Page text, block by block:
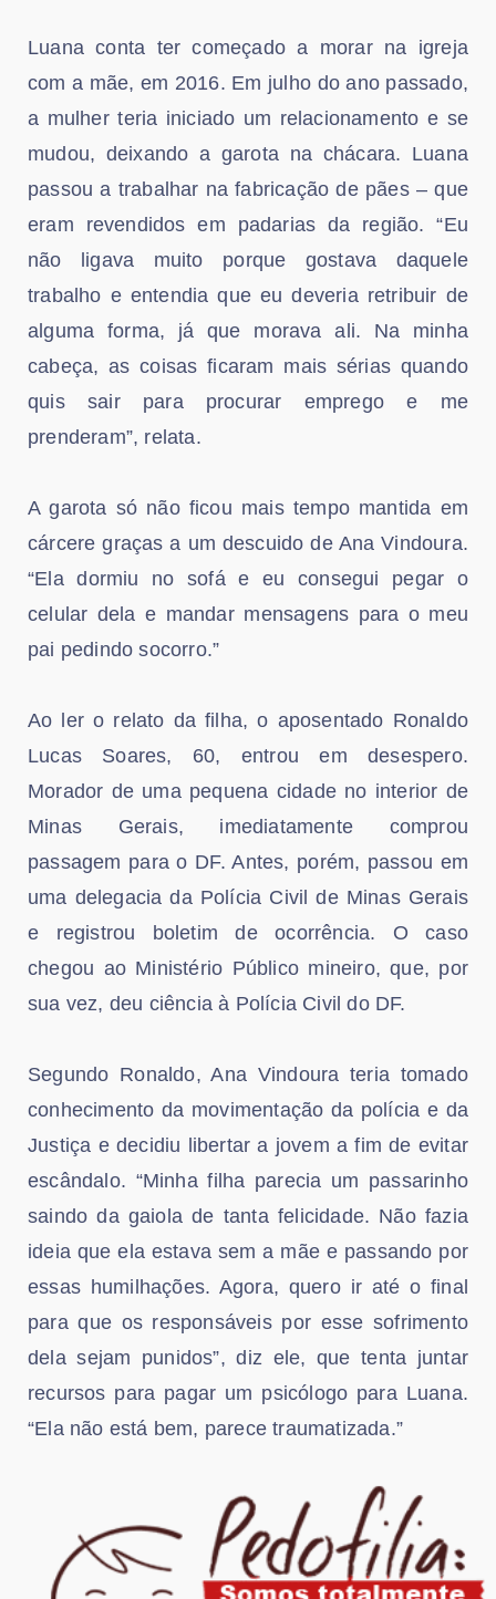
Luana conta ter começado a morar na igreja
com a mãe, em 2016. Em julho do ano passado,
a mulher teria iniciado um relacionamento e se
mudou, deixando a garota na chácara. Luana
passou a trabalhar na fabricação de pães – que
eram revendidos em padarias da região. “Eu
não ligava muito porque gostava daquele
trabalho e entendia que eu deveria retribuir de
alguma forma, já que morava ali. Na minha
cabeça, as coisas ficaram mais sérias quando
quis sair para procurar emprego e me
prenderam”, relata.
A garota só não ficou mais tempo mantida em
cárcere graças a um descuido de Ana Vindoura.
“Ela dormiu no sofá e eu consegui pegar o
celular dela e mandar mensagens para o meu
pai pedindo socorro.”
Ao ler o relato da filha, o aposentado Ronaldo
Lucas Soares, 60, entrou em desespero.
Morador de uma pequena cidade no interior de
Minas Gerais, imediatamente comprou
passagem para o DF. Antes, porém, passou em
uma delegacia da Polícia Civil de Minas Gerais
e registrou boletim de ocorrência. O caso
chegou ao Ministério Público mineiro, que, por
sua vez, deu ciência à Polícia Civil do DF.
Segundo Ronaldo, Ana Vindoura teria tomado
conhecimento da movimentação da polícia e da
Justiça e decidiu libertar a jovem a fim de evitar
escândalo. “Minha filha parecia um passarinho
saindo da gaiola de tanta felicidade. Não fazia
ideia que ela estava sem a mãe e passando por
essas humilhações. Agora, quero ir até o final
para que os responsáveis por esse sofrimento
dela sejam punidos”, diz ele, que tenta juntar
recursos para pagar um psicólogo para Luana.
“Ela não está bem, parece traumatizada.”